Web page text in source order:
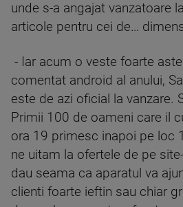
unde s-a angajat vanzatoare
articole pentru cei de…
- Iar acum o veste foarte
comentat android al anului,
este de azi oficial la vanzare.
Primii 100 de oameni care il
ora 19 primesc inapoi pe loc
ne uitam la ofertele de pe
dau seama ca aparatul va
clienti foarte ieftin sau chiar